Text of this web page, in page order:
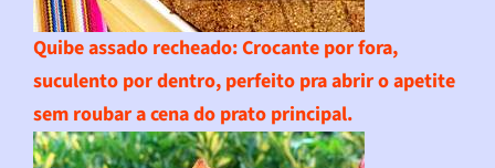
Quibe assado recheado: Crocante por fora,
suculento por dentro, perfeito pra abrir o apetite
sem roubar a cena do prato principal.